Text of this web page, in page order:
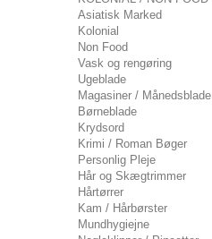
Asiatisk Marked
Kolonial
Non Food
Vask og rengøring
Ugeblade
Magasiner / Månedsblade
Børneblade
Krydsord
Krimi / Roman Bøger
Personlig Pleje
Hår og Skægtrimmer
Hårtørrer
Kam / Hårbørster
Mundhygiejne